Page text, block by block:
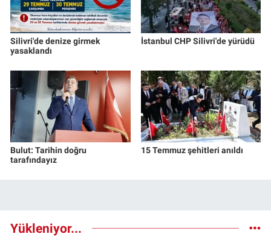
Silivri'de denize girmek
yasaklandı
İstanbul CHP Silivri'de yürüdü
Bulut: Tarihin doğru
tarafındayız
15 Temmuz şehitleri anıldı
Yükleniyor...